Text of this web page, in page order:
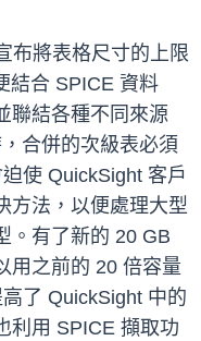
布將表格尺寸的上限
結合 SPICE 資料
聯結各種不同來源
合併的次級表必須
使 QuickSight 客戶
方法，以便處理大型
。有了新的 20 GB
用之前的 20 倍容量
了 QuickSight 中的
利用 SPICE 擷取功